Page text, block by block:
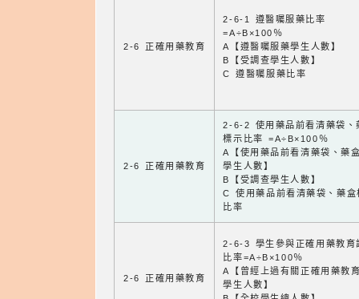
2-6 正確用藥教育
2-6-1 遵醫囑服藥比率
=A÷B×100％
A【遵醫囑服藥學生人數】
B【受調查學生人數】
C 遵醫囑服藥比率
2-6 正確用藥教育
2-6-2 使用藥品前看清藥袋、
標示比率 =A÷B×100％
A【使用藥品前看清藥袋、藥
學生人數】
B【受調查學生人數】
C 使用藥品前看清藥袋、藥盒
比率
2-6 正確用藥教育
2-6-3 學生參與正確用藥教育
比率=A÷B×100％
A【曾經上過有關正確用藥教
學生人數】